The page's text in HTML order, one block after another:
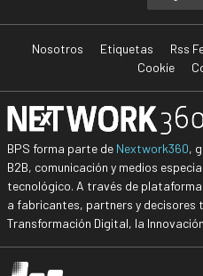
Nosotros Etiquetas Rss
Cookie
BPS forma parte de Nextwork360,
B2B, comunicación y medios
tecnológico. A través de
a fabricantes, partners y decisores
Transformación Digital, la